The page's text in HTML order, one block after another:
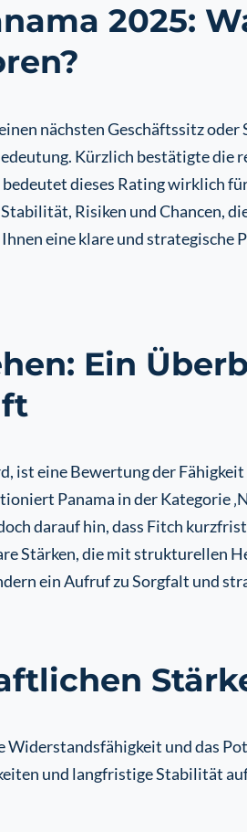
2025:
nächsten Geschäftssitz
Kürzlich bestätigte die
dieses Rating wirklich
Risiken und Chancen,
eine klare und strategische
Ein
ist eine Bewertung der
Panama in der Kategorie
darauf hin, dass Fitch
Stärken, die mit strukturellen
ein Aufruf zu Sorgfalt und
und das
und langfristige Stabilität